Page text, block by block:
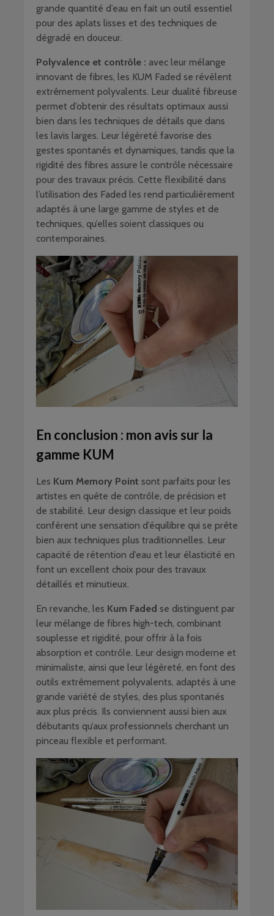
grande quantité d’eau en fait un outil essentiel
pour des aplats lisses et des techniques de
dégradé en douceur.
Polyvalence et contrôle : avec leur mélange
innovant de fibres, les KUM Faded se révèlent
extrêmement polyvalents. Leur dualité fibreuse
permet d’obtenir des résultats optimaux aussi
bien dans les techniques de détails que dans
les lavis larges. Leur légèreté favorise des
gestes spontanés et dynamiques, tandis que la
rigidité des fibres assure le contrôle nécessaire
pour des travaux précis. Cette flexibilité dans
l’utilisation des Faded les rend particulièrement
adaptés à une large gamme de styles et de
techniques, qu’elles soient classiques ou
contemporaines.
En conclusion : mon avis sur la
gamme KUM
Les Kum Memory Point sont parfaits pour les
artistes en quête de contrôle, de précision et
de stabilité. Leur design classique et leur poids
confèrent une sensation d’équilibre qui se prête
bien aux techniques plus traditionnelles. Leur
capacité de rétention d’eau et leur élasticité en
font un excellent choix pour des travaux
détaillés et minutieux.
En revanche, les Kum Faded se distinguent par
leur mélange de fibres high-tech, combinant
souplesse et rigidité, pour offrir à la fois
absorption et contrôle. Leur design moderne et
minimaliste, ainsi que leur légèreté, en font des
outils extrêmement polyvalents, adaptés à une
grande variété de styles, des plus spontanés
aux plus précis. Ils conviennent aussi bien aux
débutants qu’aux professionnels cherchant un
pinceau flexible et performant.